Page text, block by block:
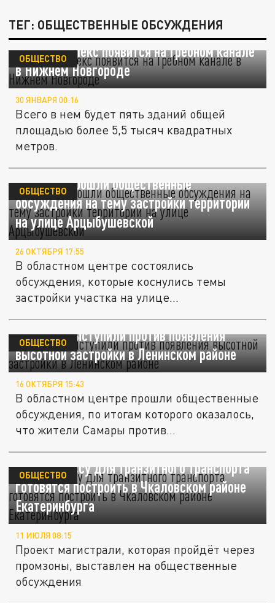
ТЕГ: ОБЩЕСТВЕННЫЕ ОБСУЖДЕНИЯ
Спорткомплекс появится на Гребном канале
в Нижнем Новгороде
ОБЩЕСТВО
30 ЯНВАРЯ 00:16
Всего в нем будет пять зданий общей
площадью более 5,5 тысяч квадратных
метров.
В Самаре прошли общественные
обсуждения на тему застройки территории
на улице Арцыбушевской
ОБЩЕСТВО
26 ОКТЯБРЯ 17:55
В областном центре состоялись
обсуждения, которые коснулись темы
застройки участка на улице
Самарцы выступили против появления
высотной застройки в Ленинском районе
ОБЩЕСТВО
16 ОКТЯБРЯ 15:43
В областном центре прошли общественные
обсуждения, по итогам которого оказалось,
что жители Самары против...
Новую трассу для транзитного транспорта
готовятся построить в Чкаловском районе
Екатеринбурга
ОБЩЕСТВО
11 ИЮЛЯ 08:15
Проект магистрали, которая пройдёт через
промзоны, выставлен на общественные
обсуждения